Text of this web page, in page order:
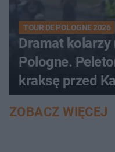
TOUR DE POLOGNE 2026
Dramat kolarzy
Pologne.
kraksę przed
ZOBACZ WIĘCEJ